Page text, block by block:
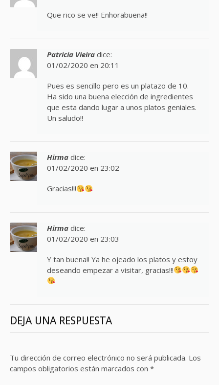
Que rico se ve!! Enhorabuena!!
Patricia Vieira dice:
01/02/2020 en 20:11
Pues es sencillo pero es un platazo de 10.
Ha sido una buena elección de ingredientes
que esta dando lugar a unos platos geniales.
Un saludo!!
Hirma dice:
01/02/2020 en 23:02
Gracias!!!
Hirma dice:
01/02/2020 en 23:03
Y tan buena!! Ya he ojeado los platos y estoy
deseando empezar a visitar, gracias!!!
DEJA UNA RESPUESTA
Tu dirección de correo electrónico no será publicada. Los
campos obligatorios están marcados con *